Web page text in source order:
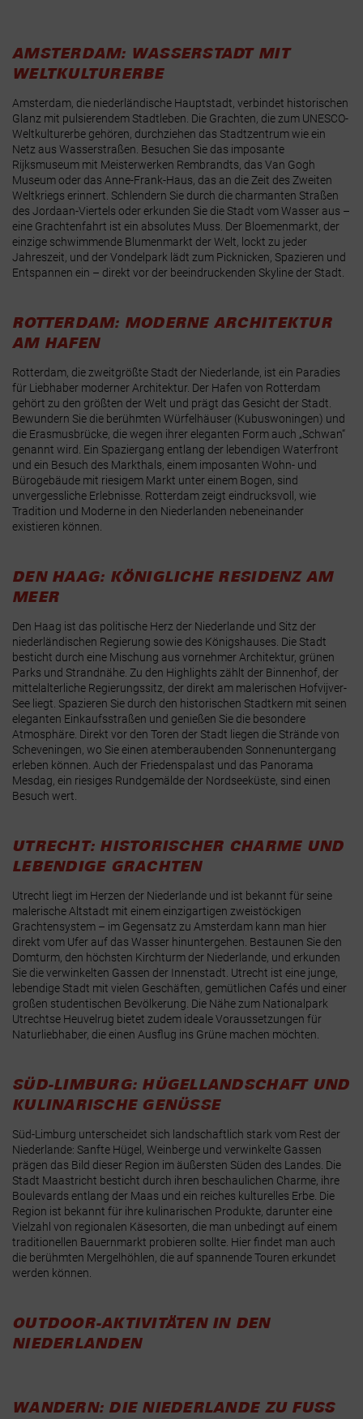
AMSTERDAM: WASSERSTADT MIT
WELTKULTURERBE
Amsterdam, die niederländische Hauptstadt, verbindet historischen
Glanz mit pulsierendem Stadtleben. Die Grachten, die zum UNESCO-
Weltkulturerbe gehören, durchziehen das Stadtzentrum wie ein
Netz aus Wasserstraßen. Besuchen Sie das imposante
Rijksmuseum mit Meisterwerken Rembrandts, das Van Gogh
Museum oder das Anne-Frank-Haus, das an die Zeit des Zweiten
Weltkriegs erinnert. Schlendern Sie durch die charmanten Straßen
des Jordaan-Viertels oder erkunden Sie die Stadt vom Wasser aus –
eine Grachtenfahrt ist ein absolutes Muss. Der Bloemenmarkt, der
einzige schwimmende Blumenmarkt der Welt, lockt zu jeder
Jahreszeit, und der Vondelpark lädt zum Picknicken, Spazieren und
Entspannen ein – direkt vor der beeindruckenden Skyline der Stadt.
ROTTERDAM: MODERNE ARCHITEKTUR
AM HAFEN
Rotterdam, die zweitgrößte Stadt der Niederlande, ist ein Paradies
für Liebhaber moderner Architektur. Der Hafen von Rotterdam
gehört zu den größten der Welt und prägt das Gesicht der Stadt.
Bewundern Sie die berühmten Würfelhäuser (Kubuswoningen) und
die Erasmusbrücke, die wegen ihrer eleganten Form auch „Schwan“
genannt wird. Ein Spaziergang entlang der lebendigen Waterfront
und ein Besuch des Markthals, einem imposanten Wohn- und
Bürogebäude mit riesigem Markt unter einem Bogen, sind
unvergessliche Erlebnisse. Rotterdam zeigt eindrucksvoll, wie
Tradition und Moderne in den Niederlanden nebeneinander
existieren können.
DEN HAAG: KÖNIGLICHE RESIDENZ AM
MEER
Den Haag ist das politische Herz der Niederlande und Sitz der
niederländischen Regierung sowie des Königshauses. Die Stadt
besticht durch eine Mischung aus vornehmer Architektur, grünen
Parks und Strandnähe. Zu den Highlights zählt der Binnenhof, der
mittelalterliche Regierungssitz, der direkt am malerischen Hofvijver-
See liegt. Spazieren Sie durch den historischen Stadtkern mit seinen
eleganten Einkaufsstraßen und genießen Sie die besondere
Atmosphäre. Direkt vor den Toren der Stadt liegen die Strände von
Scheveningen, wo Sie einen atemberaubenden Sonnenuntergang
erleben können. Auch der Friedenspalast und das Panorama
Mesdag, ein riesiges Rundgemälde der Nordseeküste, sind einen
Besuch wert.
UTRECHT: HISTORISCHER CHARME UND
LEBENDIGE GRACHTEN
Utrecht liegt im Herzen der Niederlande und ist bekannt für seine
malerische Altstadt mit einem einzigartigen zweistöckigen
Grachtensystem – im Gegensatz zu Amsterdam kann man hier
direkt vom Ufer auf das Wasser hinuntergehen. Bestaunen Sie den
Domturm, den höchsten Kirchturm der Niederlande, und erkunden
Sie die verwinkelten Gassen der Innenstadt. Utrecht ist eine junge,
lebendige Stadt mit vielen Geschäften, gemütlichen Cafés und einer
großen studentischen Bevölkerung. Die Nähe zum Nationalpark
Utrechtse Heuvelrug bietet zudem ideale Voraussetzungen für
Naturliebhaber, die einen Ausflug ins Grüne machen möchten.
SÜD-LIMBURG: HÜGELLANDSCHAFT UND
KULINARISCHE GENÜSSE
Süd-Limburg unterscheidet sich landschaftlich stark vom Rest der
Niederlande: Sanfte Hügel, Weinberge und verwinkelte Gassen
prägen das Bild dieser Region im äußersten Süden des Landes. Die
Stadt Maastricht besticht durch ihren beschaulichen Charme, ihre
Boulevards entlang der Maas und ein reiches kulturelles Erbe. Die
Region ist bekannt für ihre kulinarischen Produkte, darunter eine
Vielzahl von regionalen Käsesorten, die man unbedingt auf einem
traditionellen Bauernmarkt probieren sollte. Hier findet man auch
die berühmten Mergelhöhlen, die auf spannende Touren erkundet
werden können.
OUTDOOR-AKTIVITÄTEN IN DEN
NIEDERLANDEN
WANDERN: DIE NIEDERLANDE ZU FUSS E